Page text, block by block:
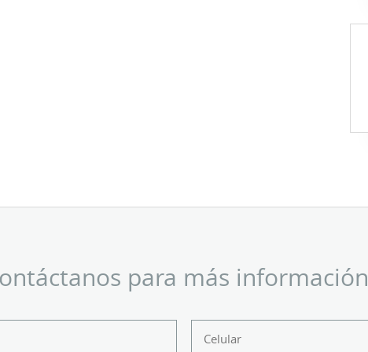
para más información